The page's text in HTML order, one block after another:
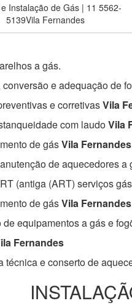
Instalação de Gás | 11 5562-
5139Vila Fernandes
a gás.
conversão e adequação de
e corretivasVila
com laudoVila
de gásVila Fernandes
de aquecedores a
(antiga (ART) serviços gás
de gásVila Fernandes
equipamentos a gás e
Fernandes
técnica e conserto de